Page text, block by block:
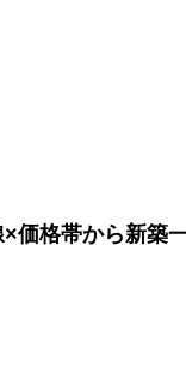
価格帯から新築